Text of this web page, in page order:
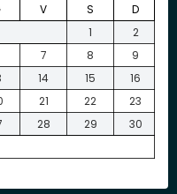
V S
D
1
2
7 8
9
14 15
16
21 22
23
28 29
30